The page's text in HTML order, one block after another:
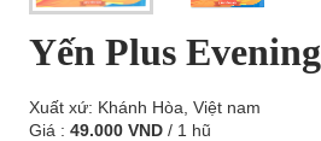
Yến Plus Evening
Xuất xứ: Khánh Hòa, Việt nam
Giá : 49.000 VND/ 1 hũ